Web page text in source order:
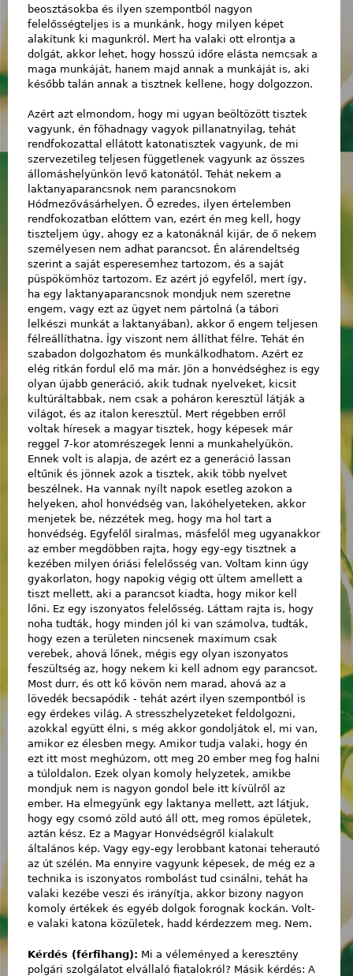
beosztásokba és ilyen szempontból nagyon
felelősségteljes is a munkánk, hogy milyen képet
alakítunk ki magunkról. Mert ha valaki ott elrontja a
dolgát, akkor lehet, hogy hosszú időre elásta nemcsak a
maga munkáját, hanem majd annak a munkáját is, aki
később talán annak a tisztnek kellene, hogy dolgozzon.
Azért azt elmondom, hogy mi ugyan beöltözött tisztek
vagyunk, én főhadnagy vagyok pillanatnyilag, tehát
rendfokozattal ellátott katonatisztek vagyunk, de mi
szervezetileg teljesen függetlenek vagyunk az összes
állomáshelyünkön levő katonától. Tehát nekem a
laktanyaparancsnok nem parancsnokom
Hódmezővásárhelyen. Ő ezredes, ilyen értelemben
rendfokozatban előttem van, ezért én meg kell, hogy
tiszteljem úgy, ahogy ez a katonáknál kijár, de ő nekem
személyesen nem adhat parancsot. Én alárendeltség
szerint a saját esperesemhez tartozom, és a saját
püspökömhöz tartozom. Ez azért jó egyfelől, mert így,
ha egy laktanyaparancsnok mondjuk nem szeretne
engem, vagy ezt az ügyet nem pártolná (a tábori
lelkészi munkát a laktanyában), akkor ő engem teljesen
félreállíthatna. Így viszont nem állíthat félre. Tehát én
szabadon dolgozhatom és munkálkodhatom. Azért ez
elég ritkán fordul elő ma már. Jön a honvédséghez is egy
olyan újabb generáció, akik tudnak nyelveket, kicsit
kultúráltabbak, nem csak a poháron keresztül látják a
világot, és az italon keresztül. Mert régebben erről
voltak híresek a magyar tisztek, hogy képesek már
reggel 7-kor atomrészegek lenni a munkahelyükön.
Ennek volt is alapja, de azért ez a generáció lassan
eltűnik és jönnek azok a tisztek, akik több nyelvet
beszélnek. Ha vannak nyílt napok esetleg azokon a
helyeken, ahol honvédség van, lakóhelyeteken, akkor
menjetek be, nézzétek meg, hogy ma hol tart a
honvédség. Egyfelől siralmas, másfelől meg ugyanakkor
az ember megdöbben rajta, hogy egy-egy tisztnek a
kezében milyen óriási felelősség van. Voltam kinn úgy
gyakorlaton, hogy napokig végig ott ültem amellett a
tiszt mellett, aki a parancsot kiadta, hogy mikor kell
lőni. Ez egy iszonyatos felelősség. Láttam rajta is, hogy
noha tudták, hogy minden jól ki van számolva, tudták,
hogy ezen a területen nincsenek maximum csak
verebek, ahová lőnek, mégis egy olyan iszonyatos
feszültség az, hogy nekem ki kell adnom egy parancsot.
Most durr, és ott kő kövön nem marad, ahová az a
lövedék becsapódik - tehát azért ilyen szempontból is
egy érdekes világ. A stresszhelyzeteket feldolgozni,
azokkal együtt élni, s még akkor gondoljátok el, mi van,
amikor ez élesben megy. Amikor tudja valaki, hogy én
ezt itt most meghúzom, ott meg 20 ember meg fog halni
a túloldalon. Ezek olyan komoly helyzetek, amikbe
mondjuk nem is nagyon gondol bele itt kívülről az
ember. Ha elmegyünk egy laktanya mellett, azt látjuk,
hogy egy csomó zöld autó áll ott, meg romos épületek,
aztán kész. Ez a Magyar Honvédségről kialakult
általános kép. Vagy egy-egy lerobbant katonai teherautó
az út szélén. Ma ennyire vagyunk képesek, de még ez a
technika is iszonyatos rombolást tud csinálni, tehát ha
valaki kezébe veszi és irányítja, akkor bizony nagyon
komoly értékek és egyéb dolgok forognak kockán. Volt-
e valaki katona közületek, hadd kérdezzem meg. Nem.
Kérdés (férfihang): Mi a véleményed a keresztény
polgári szolgálatot elvállaló fiatalokról? Másik kérdés: A